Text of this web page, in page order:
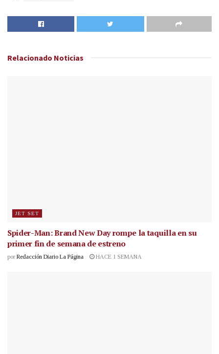
Relacionado Noticias
JET SET
Spider-Man: Brand New Day rompe la taquilla en su
primer fin de semana de estreno
por Redacción Diario La Página HACE 1 SEMANA